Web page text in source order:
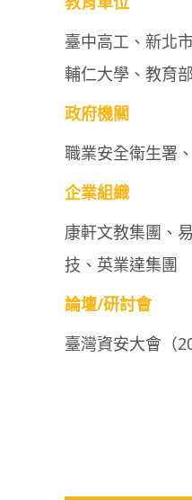
臺中高工、新北
輔仁大學、教育
政府機關
職業安全衛生署
企業組織
康軒文教集團、
技、英業達集團
論壇/研討會
臺灣資安大會（